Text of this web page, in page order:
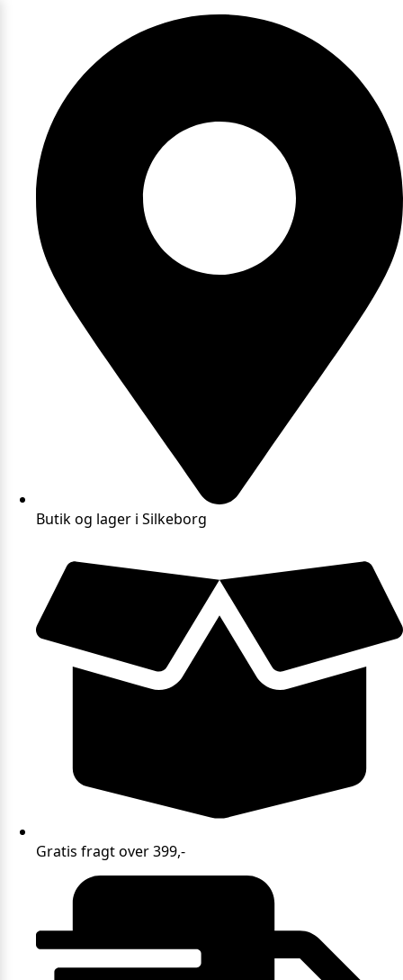
Butik og lager i Silkeborg
Gratis fragt over 399,-